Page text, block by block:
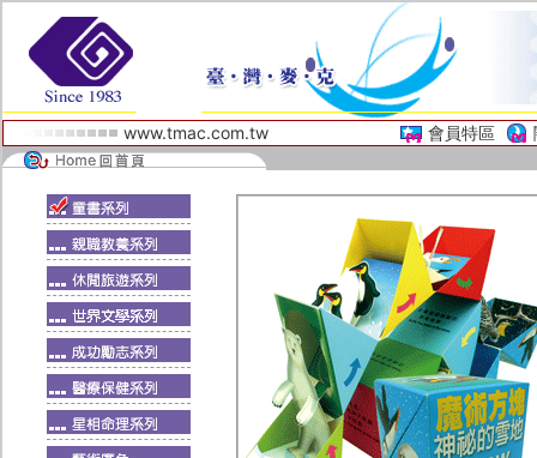
www.tmac.com.tw 會員特區